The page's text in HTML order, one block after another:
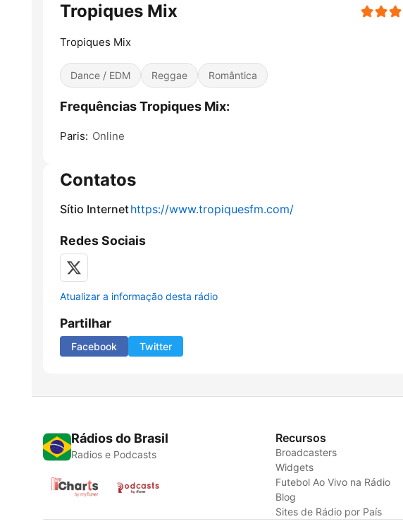
Tropiques Mix
Tropiques Mix
Dance / EDM Reggae Romântica
Frequências Tropiques Mix:
Paris: Online
Contatos
Sítio Internethttps://www.tropiquesfm.com/
Redes Sociais
Atualizar a informação desta rádio
Partilhar
Facebook Twitter
Rádios do Brasil
Radios e Podcasts
Recursos
Broadcasters
Widgets
Futebol Ao Vivo na Rádio
Blog
Sites de Rádio por País